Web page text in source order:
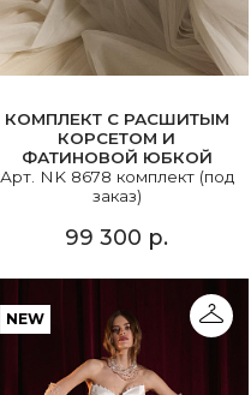
КОМПЛЕКТ С РАСШИТЫМ
КОРСЕТОМ И
ФАТИНОВОЙ ЮБКОЙ
Арт. NK 8678 комплект (под
заказ)
99 300 р.
NEW